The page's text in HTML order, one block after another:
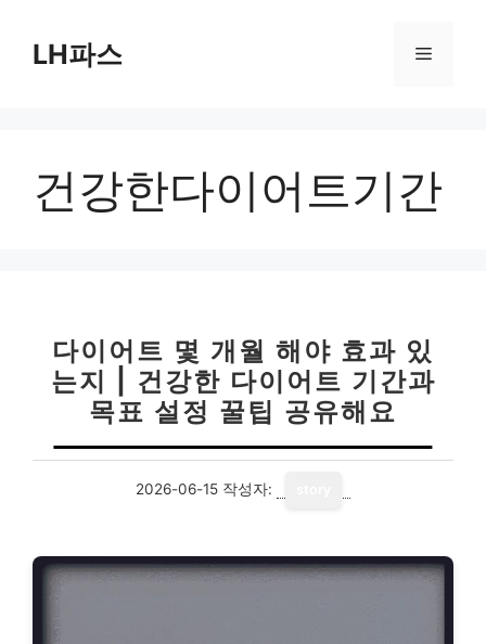
LH파스 메
건강한다이어트기간
다이어트 몇 개월 해야 효과 있
는지 | 건강한 다이어트 기간과
목표 설정 꿀팁 공유해요
2026-06-15 작성자: